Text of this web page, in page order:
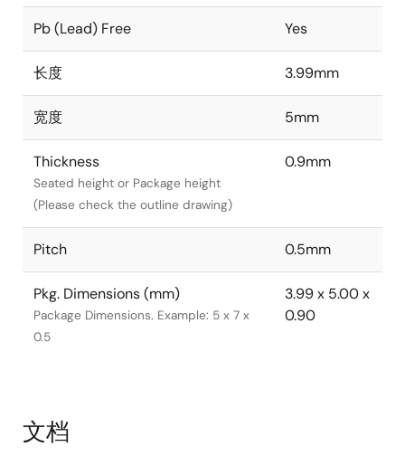
Pb (Lead) Free Yes
长度 3.99mm
宽度 5mm
Thickness
Seated height or Package height
(Please check the outline drawing)
0.9mm
Pitch 0.5mm
Pkg. Dimensions (mm)
Package Dimensions. Example: 5 x 7 x
0.5
3.99 x 5.00 x
0.90
文档